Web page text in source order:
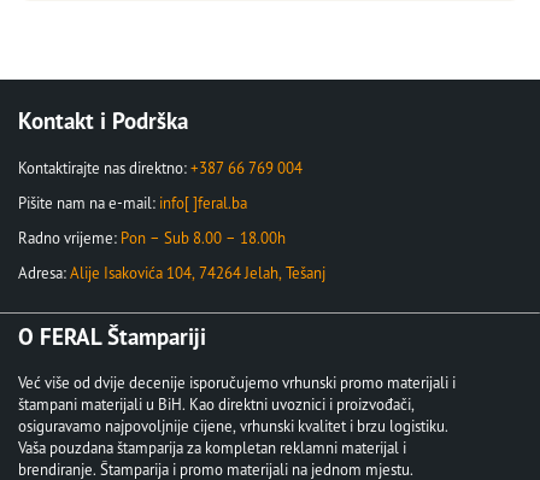
Kontakt i Podrška
Kontaktirajte nas direktno:+387 66 769 004
Pišite nam na e-mail: info[ ]feral.ba
Radno vrijeme: Pon – Sub 8.00 – 18.00h
Adresa:Alije Isakovića 104, 74264 Jelah, Tešanj
O FERAL Štampariji
Već više od dvije decenije isporučujemo vrhunski promo materijali i
štampani materijali u BiH. Kao direktni uvoznici i proizvođači,
osiguravamo najpovoljnije cijene, vrhunski kvalitet i brzu logistiku.
Vaša pouzdana štamparija za kompletan reklamni materijal i
brendiranje. Štamparija i promo materijali na jednom mjestu.